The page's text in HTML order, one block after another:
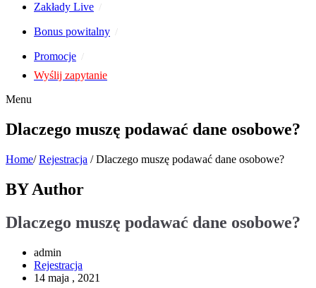
Zakłady Live
Bonus powitalny
Promocje
Wyślij zapytanie
Menu
Dlaczego muszę podawać dane osobowe?
Home/ Rejestracja / Dlaczego muszę podawać dane osobowe?
BY Author
Dlaczego muszę podawać dane osobowe?
admin
Rejestracja
14 maja , 2021